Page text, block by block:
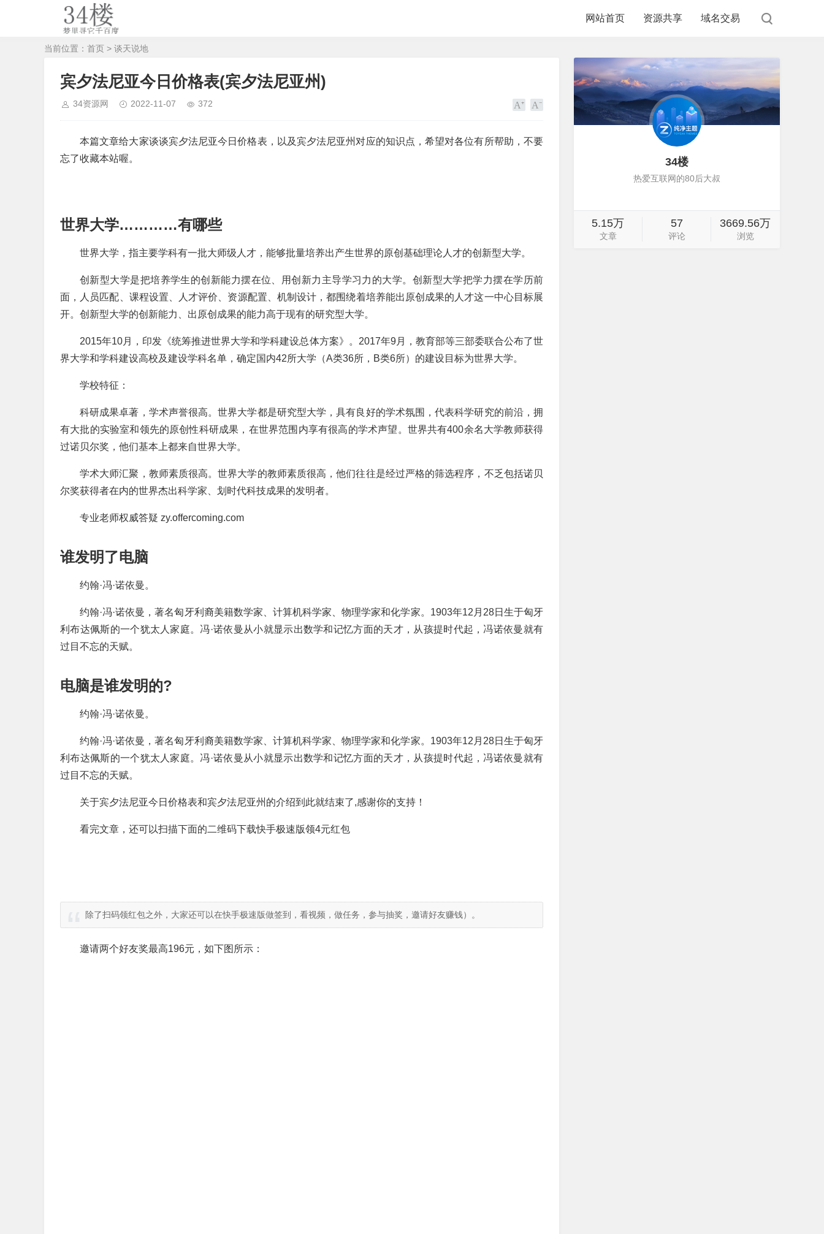
网站首页 资源共享 域名交易
当前位置： 首页 > 谈天说地
宾夕法尼亚今日价格表(宾夕法尼亚州)
34资源网 2022-11-07 372
本篇文章给大家谈谈宾夕法尼亚今日价格表，以及宾夕法尼亚州对应的知识点，希望对各位有所帮助，不要
忘了收藏本站喔。
世界大学…………有哪些
世界大学，指主要学科有一批大师级人才，能够批量培养出产生世界的原创基础理论人才的创新型大学。
创新型大学是把培养学生的创新能力摆在位、用创新力主导学习力的大学。创新型大学把学力摆在学历前
面，人员匹配、课程设置、人才评价、资源配置、机制设计，都围绕着培养能出原创成果的人才这一中心目标展
开。创新型大学的创新能力、出原创成果的能力高于现有的研究型大学。
2015年10月，印发《统筹推进世界大学和学科建设总体方案》。2017年9月，教育部等三部委联合公布了世
界大学和学科建设高校及建设学科名单，确定国内42所大学（A类36所，B类6所）的建设目标为世界大学。
学校特征：
科研成果卓著，学术声誉很高。世界大学都是研究型大学，具有良好的学术氛围，代表科学研究的前沿，拥
有大批的实验室和领先的原创性科研成果，在世界范围内享有很高的学术声望。世界共有400余名大学教师获得
过诺贝尔奖，他们基本上都来自世界大学。
学术大师汇聚，教师素质很高。世界大学的教师素质很高，他们往往是经过严格的筛选程序，不乏包括诺贝
尔奖获得者在内的世界杰出科学家、划时代科技成果的发明者。
专业老师权威答疑 zy.offercoming.com
谁发明了电脑
约翰·冯·诺依曼。
约翰·冯·诺依曼，著名匈牙利裔美籍数学家、计算机科学家、物理学家和化学家。1903年12月28日生于匈牙
利布达佩斯的一个犹太人家庭。冯·诺依曼从小就显示出数学和记忆方面的天才，从孩提时代起，冯诺依曼就有
过目不忘的天赋。
电脑是谁发明的?
约翰·冯·诺依曼。
约翰·冯·诺依曼，著名匈牙利裔美籍数学家、计算机科学家、物理学家和化学家。1903年12月28日生于匈牙
利布达佩斯的一个犹太人家庭。冯·诺依曼从小就显示出数学和记忆方面的天才，从孩提时代起，冯诺依曼就有
过目不忘的天赋。
关于宾夕法尼亚今日价格表和宾夕法尼亚州的介绍到此就结束了,感谢你的支持！
看完文章，还可以扫描下面的二维码下载快手极速版领4元红包
除了扫码领红包之外，大家还可以在快手极速版做签到，看视频，做任务，参与抽奖，邀请好友赚钱）。
邀请两个好友奖最高196元，如下图所示：
34楼
热爱互联网的80后大叔
5.15万
文章
57
评论
3669.56万
浏览